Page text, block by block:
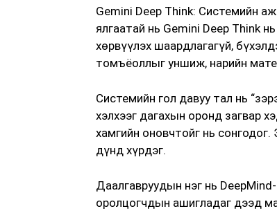
Gemini Deep Think: Системийн
ялгаатай нь Gemini Deep Think
хөрвүүлэх шаардлагагүй,
томъёоллыг уншиж, нарийн
Системийн гол давуу тал нь
хэлхээг дагахын оронд загвар
хамгийн оновчтойг нь сонгодог.
дүнд хүрдэг.
Даалгавруудын нэг нь
оролцогчдын ашигладаг дээд